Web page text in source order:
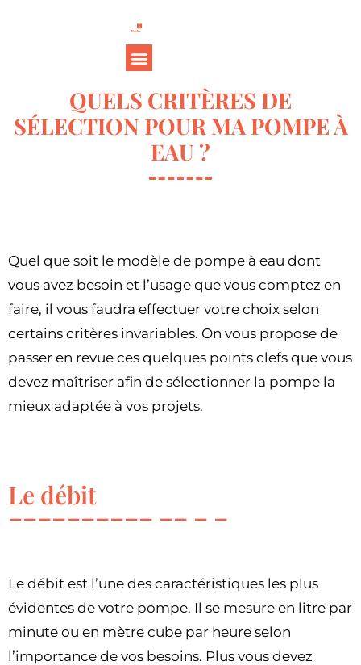
QUELS CRITÈRES DE
SÉLECTION POUR MA POMPE À
EAU ?
Quel que soit le modèle de pompe à eau dont
vous avez besoin et l’usage que vous comptez en
faire, il vous faudra effectuer votre choix selon
certains critères invariables. On vous propose de
passer en revue ces quelques points clefs que vous
devez maîtriser afin de sélectionner la pompe la
mieux adaptée à vos projets.
Le débit
Le débit est l’une des caractéristiques les plus
évidentes de votre pompe. Il se mesure en litre par
minute ou en mètre cube par heure selon
l’importance de vos besoins. Plus vous devez